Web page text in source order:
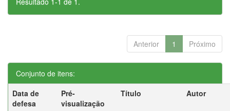
Anterior 1 Próximo
Conjunto de itens:
Data de
defesa
Pré-
visualização
Título Autor